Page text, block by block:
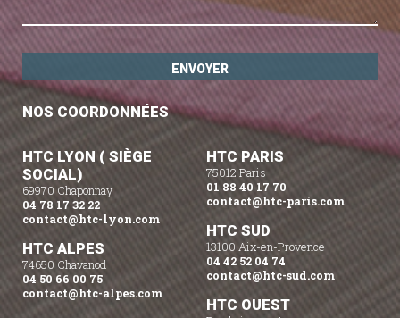
NOS COORDONNÉES
HTC LYON ( SIÈGE
SOCIAL)
69970 Chaponnay
04 78 17 32 22
contact@htc-lyon.com
HTC ALPES
74650 Chavanod
04 50 66 00 75
contact@htc-alpes.com
HTC PARIS
75012 Paris
01 88 40 17 70
contact@htc-paris.com
HTC SUD
13100 Aix-en-Provence
04 42 52 04 74
contact@htc-sud.com
HTC OUEST